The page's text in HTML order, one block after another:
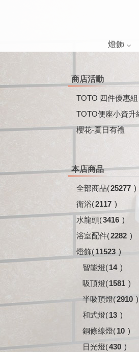
燈飾
商店活動
TOTO 四件優惠組
TOTO便座小資升
櫻花-夏日有禮
本店商品
全部商品(25277 )
衛浴(2117 )
水龍頭(3416 )
浴室配件(2282 )
燈飾(11523 )
智能燈(14 )
吸頂燈(1581 )
半吸頂燈(2910 )
和式燈(13 )
銅條線燈(10 )
日光燈(430 )